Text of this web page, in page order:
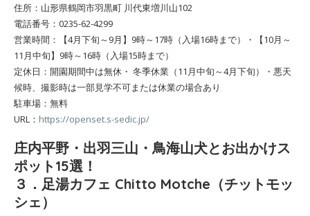
住所：山形県鶴岡市羽黒町 川代東増川山102
電話番号：0235-62-4299
営業時間：【4月下旬～9月】9時～17時（入場16時まで）・【10月～
11月中旬】9時～16時（入場15時まで）
定休日：開園期間中は無休・ 冬季休業（11月中旬～4月下旬）・悪天
候時、撮影時は一部見学不可または休業の場合あり
駐車場：無料
URL： https://openset.s-sedic.jp/
庄内平野・出羽三山・鳥海山犬とお出かけス
ポット15選！
３．足湯カフェ Chitto Motche（チットモッ
シェ）